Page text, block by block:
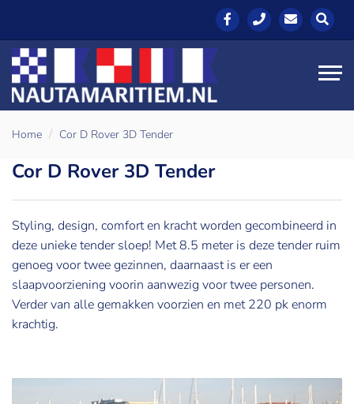
Home Cor D Rover 3D Tender
Cor D Rover 3D Tender
Styling, design, comfort en kracht worden gecombineerd in
deze unieke tender sloep! Met 8.5 meter is deze tender ruim
genoeg voor twee gezinnen, daarnaast is er een
slaapvoorziening voorin aanwezig voor twee personen.
Verder van alle gemakken voorzien en met 220 pk enorm
krachtig.